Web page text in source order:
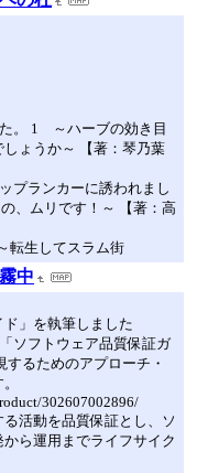
。 1 ～ハーブの効き目
ょうか～ 【著：琴乃葉
プランカーに誘われまし
、ムリです！～ 【著：高
転生してスラム街
中
ド」を執筆しました
ソフトウェア品質保証ガ
るためのアプローチ・
302607002896/
活動を品質保証とし、ソ
ら運用までライフサイク